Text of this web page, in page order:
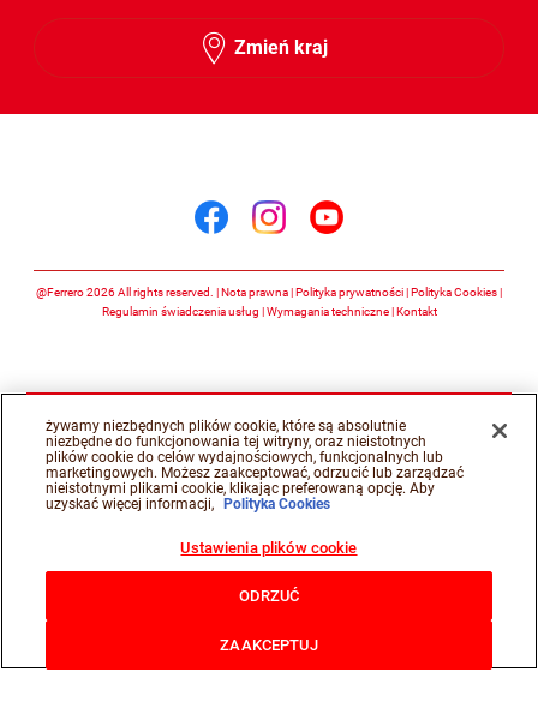
Zmień kraj
@Ferrero 2026 All rights reserved. Nota prawna Polityka prywatności Polityka Cookies
Regulamin świadczenia usług
Wymagania techniczne Kontakt
żywamy niezbędnych plików cookie, które są absolutnie
niezbędne do funkcjonowania tej witryny, oraz nieistotnych
plików cookie do celów wydajnościowych, funkcjonalnych lub
marketingowych. Możesz zaakceptować, odrzucić lub zarządzać
nieistotnymi plikami cookie, klikając preferowaną opcję. Aby
uzyskać więcej informacji,
Polityka Cookies
Ustawienia plików cookie
ODRZUĆ
ZAAKCEPTUJ